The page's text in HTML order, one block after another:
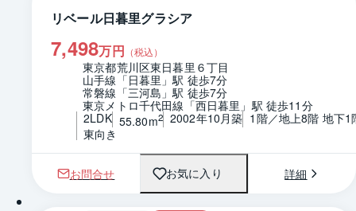
リベール日暮里グラシア
7,498万円 （税込）
東京都荒川区東日暮里６丁目
山手線「日暮里」駅 徒歩7分
常磐線「三河島」駅 徒歩7分
東京メトロ千代田線「西日暮里」駅 徒歩11分
2LDK 55.80m2 2002年10月築 1階／地上8階 地下1
東向き
お問合せ お気に入り 詳細
1 / 0 間取り